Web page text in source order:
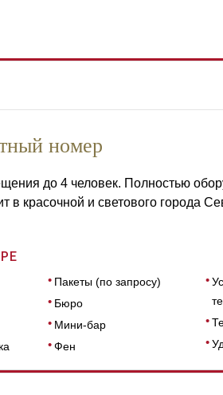
номер
до 4 человек. Полностью
в красочной и светового города
Пакеты (по запросу)
Бюро
Мини-бар
Фен